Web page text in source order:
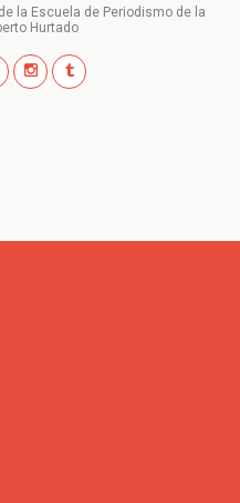
la Escuela de Periodismo de la
Hurtado